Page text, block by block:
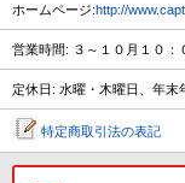
ホームページ:http://
営業時間: ３～１０月１０：
定休日: 水曜・木曜日、年末
特定商取引法の表記